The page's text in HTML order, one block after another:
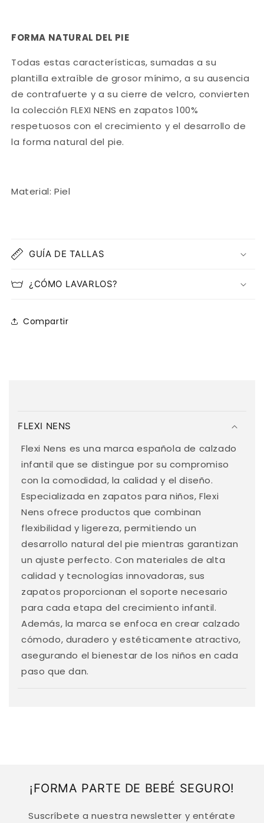
FORMA NATURAL DEL PIE
Todas estas características, sumadas a su
plantilla extraíble de grosor mínimo, a su ausencia
de contrafuerte y a su cierre de velcro, convierten
la colección FLEXI NENS en zapatos 100%
respetuosos con el crecimiento y el desarrollo de
la forma natural del pie.
Material: Piel
GUÍA DE TALLAS
¿CÓMO LAVARLOS?
Compartir
n
t
e
n
d
o
d
e
s
p
e
FLEXI NENS
Flexi Nens es una marca española de calzado
infantil que se distingue por su compromiso
con la comodidad, la calidad y el diseño.
Especializada en zapatos para niños, Flexi
Nens ofrece productos que combinan
flexibilidad y ligereza, permitiendo un
desarrollo natural del pie mientras garantizan
un ajuste perfecto. Con materiales de alta
calidad y tecnologías innovadoras, sus
zapatos proporcionan el soporte necesario
para cada etapa del crecimiento infantil.
Además, la marca se enfoca en crear calzado
cómodo, duradero y estéticamente atractivo,
asegurando el bienestar de los niños en cada
paso que dan.
¡FORMA PARTE DE BEBÉ SEGURO!
Suscríbete a nuestra newsletter y entérate